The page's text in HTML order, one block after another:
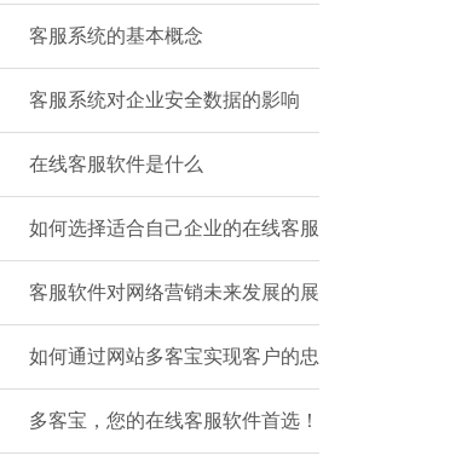
客服系统的基本概念
客服系统对企业安全数据的影响
在线客服软件是什么
如何选择适合自己企业的在线客服
客服软件对网络营销未来发展的展
如何通过网站多客宝实现客户的忠
多客宝，您的在线客服软件首选！